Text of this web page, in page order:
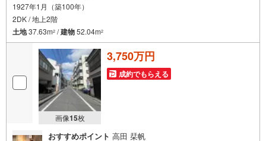
1927年1月（築100年）
2DK / 地上2階
土地37.63m2 /建物52.04m2
画像15枚
3,750万円
成約でもらえる
おすすめポイント 高田 栞帆